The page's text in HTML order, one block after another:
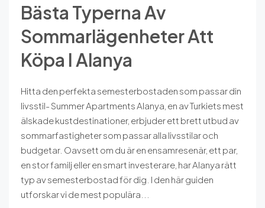
Bästa Typerna Av
Sommarlägenheter Att
Köpa I Alanya
Hitta den perfekta semesterbostaden som passar din
livsstil- Summer Apartments Alanya, en av Turkiets mest
älskade kustdestinationer, erbjuder ett brett utbud av
sommarfastigheter som passar alla livsstilar och
budgetar. Oavsett om du är en ensamresenär, ett par,
en stor familj eller en smart investerare, har Alanya rätt
typ av semesterbostad för dig. I den här guiden
utforskar vi de mest populära...